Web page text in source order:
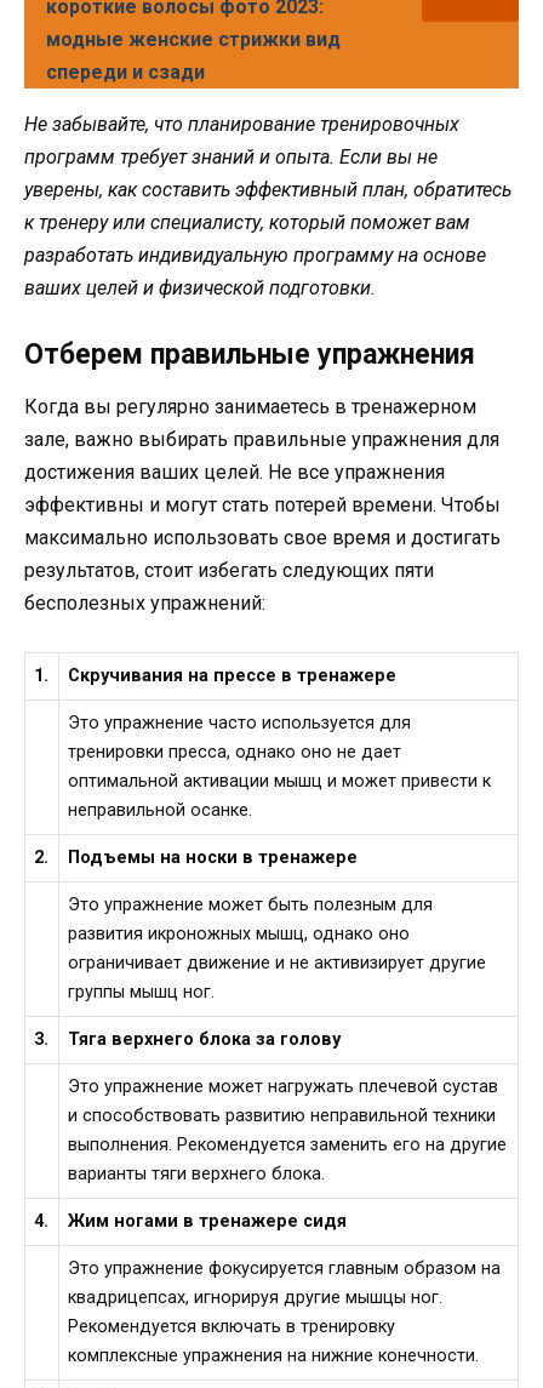
короткие волосы фото 2023:
модные женские стрижки вид
спереди и сзади
Не забывайте, что планирование тренировочных
программ требует знаний и опыта. Если вы не
уверены, как составить эффективный план, обратитесь
к тренеру или специалисту, который поможет вам
разработать индивидуальную программу на основе
ваших целей и физической подготовки.
Отберем правильные упражнения
Когда вы регулярно занимаетесь в тренажерном
зале, важно выбирать правильные упражнения для
достижения ваших целей. Не все упражнения
эффективны и могут стать потерей времени. Чтобы
максимально использовать свое время и достигать
результатов, стоит избегать следующих пяти
бесполезных упражнений:
1. Скручивания на прессе в тренажере
Это упражнение часто используется для
тренировки пресса, однако оно не дает
оптимальной активации мышц и может привести к
неправильной осанке.
2. Подъемы на носки в тренажере
Это упражнение может быть полезным для
развития икроножных мышц, однако оно
ограничивает движение и не активизирует другие
группы мышц ног.
3. Тяга верхнего блока за голову
Это упражнение может нагружать плечевой сустав
и способствовать развитию неправильной техники
выполнения. Рекомендуется заменить его на другие
варианты тяги верхнего блока.
4. Жим ногами в тренажере сидя
Это упражнение фокусируется главным образом на
квадрицепсах, игнорируя другие мышцы ног.
Рекомендуется включать в тренировку
комплексные упражнения на нижние конечности.